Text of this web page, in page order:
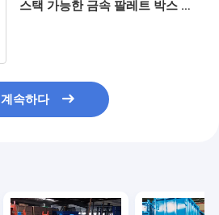
스택 가능한 금속 팔레트 박스 저
계속하다